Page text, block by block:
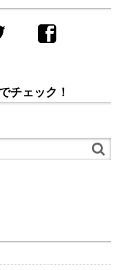
チェック！